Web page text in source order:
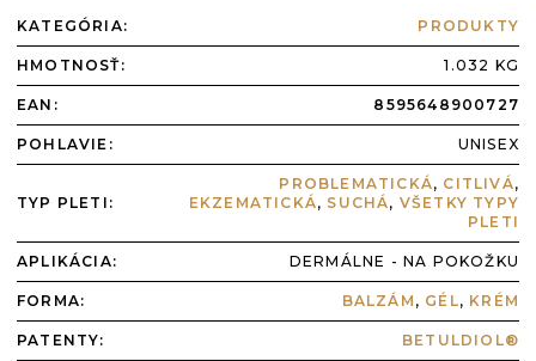
KATEGÓRIA: PRODUKTY
HMOTNOSŤ: 1.032 KG
EAN : 8595648900727
POHLAVIE : UNISEX
TYP PLETI :
PROBLEMATICKÁ, CITLIVÁ,
EKZEMATICKÁ, SUCHÁ, VŠETKY TYPY
PLETI
APLIKÁCIA: DERMÁLNE - NA POKOŽKU
FORMA: BALZÁM , GÉL, KRÉM
PATENTY: BETULDIOL®